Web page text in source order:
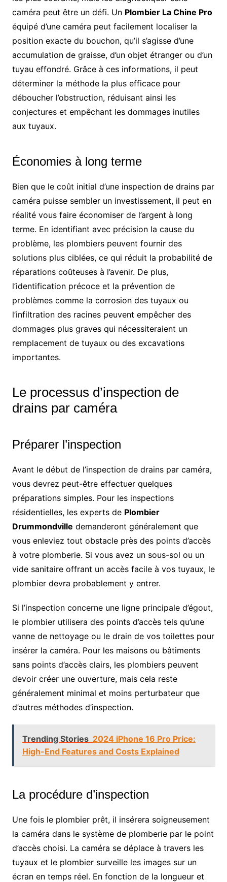
caméra peut être un défi. Un Plombier La Chine Pro
équipé d’une caméra peut facilement localiser la
position exacte du bouchon, qu’il s’agisse d’une
accumulation de graisse, d’un objet étranger ou d’un
tuyau effondré. Grâce à ces informations, il peut
déterminer la méthode la plus efficace pour
déboucher l’obstruction, réduisant ainsi les
conjectures et empêchant les dommages inutiles
aux tuyaux.
Économies à long terme
Bien que le coût initial d’une inspection de drains par
caméra puisse sembler un investissement, il peut en
réalité vous faire économiser de l’argent à long
terme. En identifiant avec précision la cause du
problème, les plombiers peuvent fournir des
solutions plus ciblées, ce qui réduit la probabilité de
réparations coûteuses à l’avenir. De plus,
l’identification précoce et la prévention de
problèmes comme la corrosion des tuyaux ou
l’infiltration des racines peuvent empêcher des
dommages plus graves qui nécessiteraient un
remplacement de tuyaux ou des excavations
importantes.
Le processus d’inspection de
drains par caméra
Préparer l’inspection
Avant le début de l’inspection de drains par caméra,
vous devrez peut-être effectuer quelques
préparations simples. Pour les inspections
résidentielles, les experts de Plombier
Drummondville demanderont généralement que
vous enleviez tout obstacle près des points d’accès
à votre plomberie. Si vous avez un sous-sol ou un
vide sanitaire offrant un accès facile à vos tuyaux, le
plombier devra probablement y entrer.
Si l’inspection concerne une ligne principale d’égout,
le plombier utilisera des points d’accès tels qu’une
vanne de nettoyage ou le drain de vos toilettes pour
insérer la caméra. Pour les maisons ou bâtiments
sans points d’accès clairs, les plombiers peuvent
devoir créer une ouverture, mais cela reste
généralement minimal et moins perturbateur que
d’autres méthodes d’inspection.
Trending Stories 2024 iPhone 16 Pro Price:
High-End Features and Costs Explained
La procédure d’inspection
Une fois le plombier prêt, il insérera soigneusement
la caméra dans le système de plomberie par le point
d’accès choisi. La caméra se déplace à travers les
tuyaux et le plombier surveille les images sur un
écran en temps réel. En fonction de la longueur et